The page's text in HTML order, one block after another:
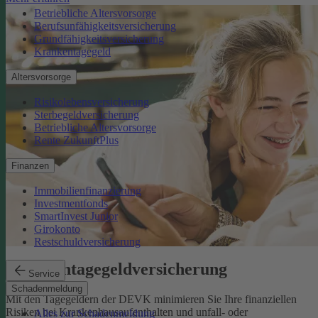
Betriebliche Altersvorsorge
Berufsunfähigkeitsversicherung
Grundfähigkeitsversicherung
Krankentagegeld
Altersvorsorge
Risikolebensversicherung
Sterbegeldversicherung
Betriebliche Altersvorsorge
Rente ZukunftPlus
Finanzen
Immobilienfinanzierung
Investmentfonds
SmartInvest Junior
Girokonto
Restschuldversicherung
Service
Schadenmeldung
Alles zur Schadenmeldung
Krankentagegeldversicherung
Mit den Tagegeldern der DEVK minimieren Sie Ihre finanziellen
Risiken bei Krankenhausaufenthalten und unfall- oder